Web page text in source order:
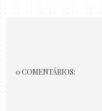
0 COMENTÁRIOS: